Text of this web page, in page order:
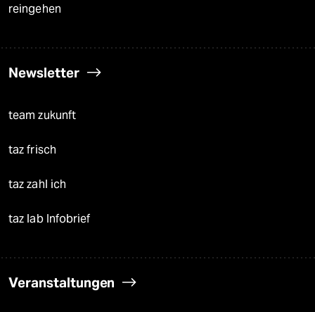
reingehen
Newsletter
team zukunft
taz frisch
taz zahl ich
taz lab Infobrief
Veranstaltungen